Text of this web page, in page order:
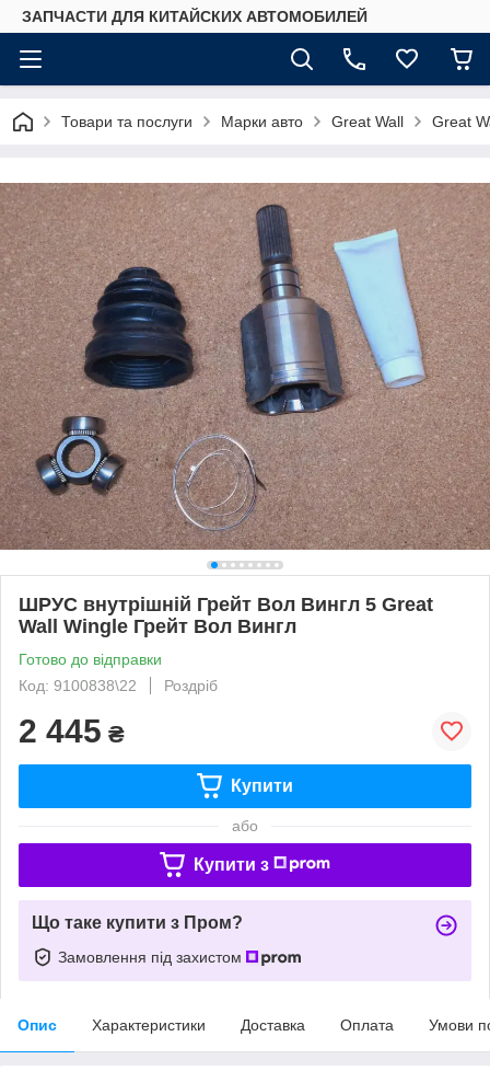
ЗАПЧАСТИ ДЛЯ КИТАЙСКИХ АВТОМОБИЛЕЙ
Товари та послуги Марки авто Great Wall Great
ШРУС внутрішній Грейт Вол Вингл 5 Great
Wall Wingle Грейт Вол Вингл
Готово до відправки
Код: 9100838\22
Роздріб
2 445 ₴
Купити
або
Купити з
Що таке купити з Пром?
Замовлення під захистом
Опис Характеристики Доставка Оплата Умови